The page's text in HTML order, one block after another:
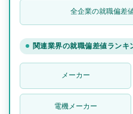
全企業の就職偏差
関連業界の就職偏差値ランキ
メーカー
電機メーカー